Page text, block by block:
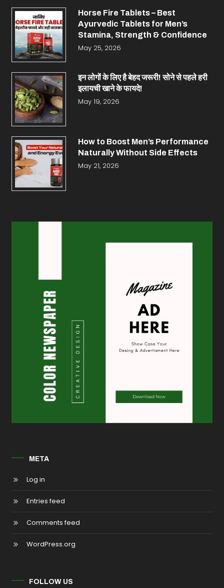
Horse Fire Tablets – Best
Ayurvedic Tablets for Men’s
Stamina, Strength & Confidence
May 25, 2026
इन लोगों के लिए है बेहद जरूरी! सोने से पहले हरी
इलायची खाने के फायदे!
May 19, 2026
How to Boost Men’s Performance
Naturally Without Side Effects
May 21, 2026
META
Log in
Entries feed
Comments feed
WordPress.org
FOLLOW US